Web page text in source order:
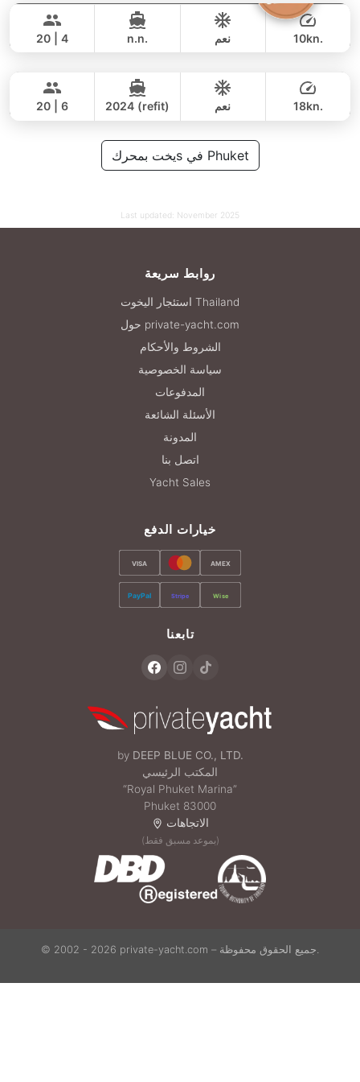
282,000 THB
141,200 THB
GRAND BANKS 54FT
61,200 THB
20 | 4 n.n. نعم 10kn.
VTECH 68FT
20 | 6 2024 (refit) نعم 18kn.
يخت بمحركs في Phuket
Last updated: November 2025
روابط سريعة
استئجار اليخوت Thailand
حول private-yacht.com
الشروط والأحكام
سياسة الخصوصية
المدفوعات
الأسئلة الشائعة
المدونة
اتصل بنا
Yacht Sales
خيارات الدفع
VISA AMEX
PayPal Stripe Wise
تابعنا
by DEEP BLUE CO., LTD.
المكتب الرئيسي
“Royal Phuket Marina”
Phuket 83000
الاتجاهات
(بموعد مسبق فقط)